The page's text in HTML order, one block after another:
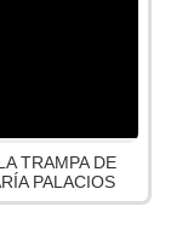
TRAMPA DE
PALACIOS